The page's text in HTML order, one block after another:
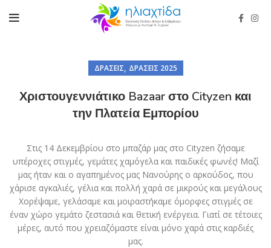
ΔΡΆΣΕΙΣ, ΔΡΆΣΕΙΣ 2025
Χριστουγεννιάτικο Bazaar στο Cityzen και
την Πλατεία Εμπορίου
Στις 14 Δεκεμβρίου στο μπαζάρ μας στο Cityzen ζήσαμε
υπέροχες στιγμές, γεμάτες χαμόγελα και παιδικές φωνές! Μαζί
μας ήταν και ο αγαπημένος μας Νανούρης ο αρκούδος, που
χάρισε αγκαλιές, γέλια και πολλή χαρά σε μικρούς και μεγάλους
Χορέψαμε, γελάσαμε και μοιραστήκαμε όμορφες στιγμές σε
έναν χώρο γεμάτο ζεστασιά και θετική ενέργεια. Γιατί σε τέτοιες
μέρες, αυτό που χρειαζόμαστε είναι μόνο χαρά στις καρδιές
μας.